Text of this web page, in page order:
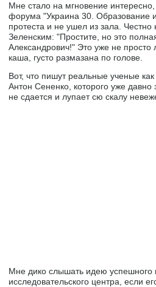
Мне стало на мгновение
форума "Украина 30. Образование и
протеста и не ушел из зала. Честно
Зеленским: "Простите, но это
Александрович!" Это уже не
каша, густо размазана по голове.
Вот, что пишут реальные ученые
Антон Сененко, которого уже
не сдается и лупает сю скалу
Мне дико слышать идею успешного
исследовательского центра, если